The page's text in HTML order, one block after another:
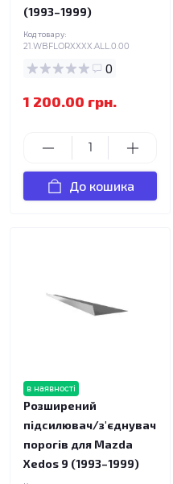
(1993–1999)
Код товару:
21.WBFLORXXXX.ALL.0.00
0
1 200.00 грн.
До кошика
в наявності
Розширений
підсилювач/з'єднувач
порогів для Mazda
Xedos 9 (1993–1999)